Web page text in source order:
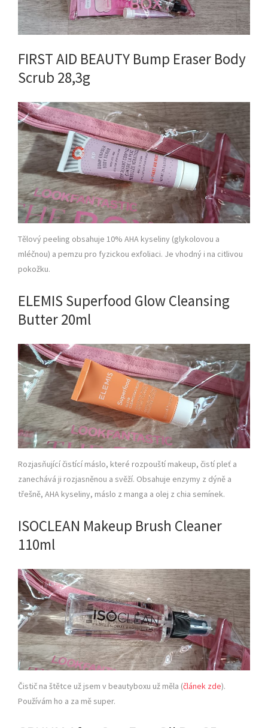
FIRST AID BEAUTY Bump Eraser Body
Scrub 28,3g
Tělový peeling obsahuje 10% AHA kyseliny (glykolovou a
mléčnou) a pemzu pro fyzickou exfoliaci. Je vhodný i na citlivou
pokožku.
ELEMIS Superfood Glow Cleansing
Butter 20ml
Rozjasňující čistící máslo, které rozpouští makeup, čistí pleť a
zanechává ji rozjasněnou a svěží. Obsahuje enzymy z dýně a
třešně, AHA kyseliny, máslo z manga a olej z chia semínek.
ISOCLEAN Makeup Brush Cleaner
110ml
Čistič na štětce už jsem v beautyboxu už měla (článek zde).
Používám ho a za mě super.